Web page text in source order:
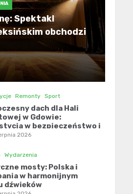
Spektakl
obchodzi
Remonty Sport
dach dla Hali
w Gdowie:
w bezpieczeństwo i
2026
Wydarzenia
mosty: Polska i
w harmonijnym
dźwięków